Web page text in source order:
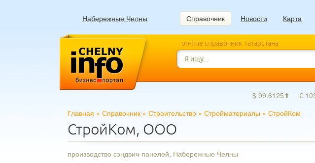
Набережные Челны Справочник Новости Карта
on-line справочник Татарстана
$ 99.6125⬆ €
Главная » Справочник » Строительство » Стройматериалы » СтройКом
СтройКом, ООО
производство сэндвич-панелей, Набережные Челны